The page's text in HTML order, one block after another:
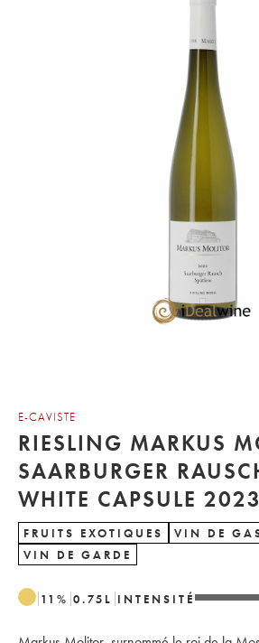
E-CAVISTE
RIESLING MARKUS
SAARBURGER
WHITE CAPSULE 2023
FRUITS EXOTIQUES
VIN DE
VIN DE GARDE
11 % 0.75 L INTENSITÉ